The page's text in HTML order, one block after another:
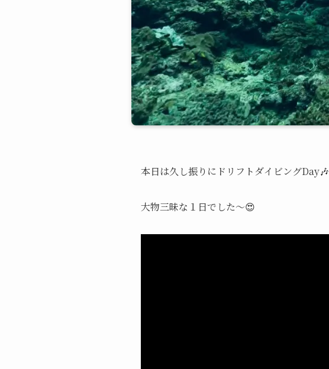
本日は久し振りにドリフトダイビングDay🎶
大物三昧な１日でした〜😍